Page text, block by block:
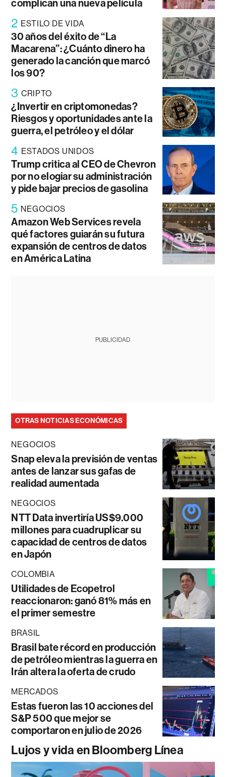
complican una nueva película
2 ESTILO DE VIDA
30 años del éxito de “La
Macarena”: ¿Cuánto dinero ha
generado la canción que marcó
los 90?
3 CRIPTO
¿Invertir en criptomonedas?
Riesgos y oportunidades ante la
guerra, el petróleo y el dólar
4 ESTADOS UNIDOS
Trump critica al CEO de Chevron
por no elogiar su administración
y pide bajar precios de gasolina
5 NEGOCIOS
Amazon Web Services revela
qué factores guiarán su futura
expansión de centros de datos
en América Latina
PUBLICIDAD
OTRAS NOTICIAS ECONÓMICAS
NEGOCIOS
Snap eleva la previsión de ventas
antes de lanzar sus gafas de
realidad aumentada
NEGOCIOS
NTT Data invertiría US$9.000
millones para cuadruplicar su
capacidad de centros de datos
en Japón
COLOMBIA
Utilidades de Ecopetrol
reaccionaron: ganó 81% más en
el primer semestre
BRASIL
Brasil bate récord en producción
de petróleo mientras la guerra en
Irán altera la oferta de crudo
MERCADOS
Estas fueron las 10 acciones del
S&P 500 que mejor se
comportaron en julio de 2026
Lujos y vida en Bloomberg Línea